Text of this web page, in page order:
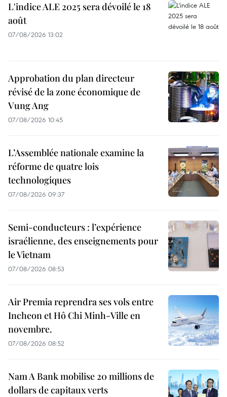
L'indice ALE 2025 sera dévoilé le 18
août
07/08/2026 13:02
Approbation du plan directeur
révisé de la zone économique de
Vung Ang
07/08/2026 10:45
L’Assemblée nationale examine la
réforme de quatre lois
technologiques
07/08/2026 09:37
Semi-conducteurs : l’expérience
israélienne, des enseignements pour
le Vietnam
07/08/2026 08:53
Air Premia reprendra ses vols entre
Incheon et Hô Chi Minh-Ville en
novembre.
07/08/2026 08:52
Nam A Bank mobilise 20 millions de
dollars de capitaux verts